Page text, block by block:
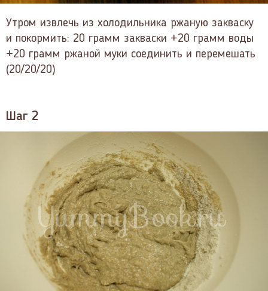
Утром извлечь из холодильника ржаную закваску
и покормить: 20 грамм закваски +20 грамм воды
+20 грамм ржаной муки соединить и перемешать
(20/20/20)
Шаг 2